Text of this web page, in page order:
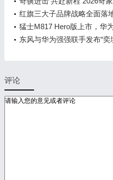
红旗三大子品牌战略全面落
章
猛士M817 Hero版上市，华
标杆！
东风与华为强强联手发布“
评论